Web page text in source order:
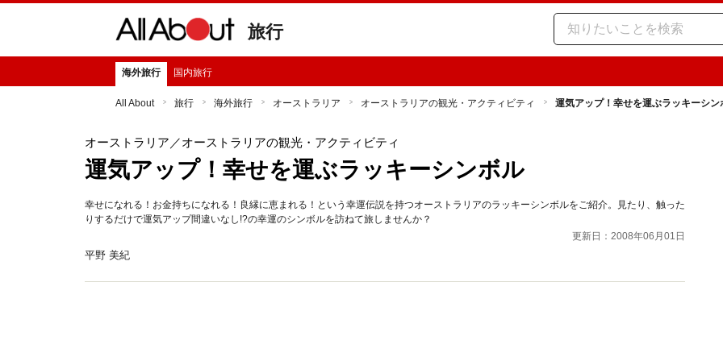
旅行
海外旅行 国内旅行
All About 旅行 海外旅行 オーストラリア オーストラリアの観光・アクティビティ 運気アップ！幸せを運ぶラッキーシン
オーストラリア ／オーストラリアの観光・アクティビティ
運気アップ！幸せを運ぶラッキーシンボル
幸せになれる！お金持ちになれる！良縁に恵まれる！という幸運伝説を持つオーストラリアのラッキーシンボルをご紹介。見たり、触った
りするだけで運気アップ間違いなし!?の幸運のシンボルを訪ねて旅しませんか？
更新日：2008年06月01日
平野 美紀